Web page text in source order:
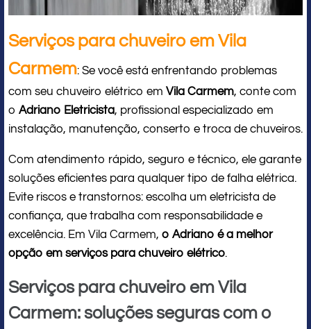
Serviços para chuveiro em Vila
Carmem: Se você está enfrentando problemas
com seu chuveiro elétrico em Vila Carmem, conte com
o Adriano Eletricista, profissional especializado em
instalação, manutenção, conserto e troca de chuveiros.
Com atendimento rápido, seguro e técnico, ele garante
soluções eficientes para qualquer tipo de falha elétrica.
Evite riscos e transtornos: escolha um eletricista de
confiança, que trabalha com responsabilidade e
excelência. Em Vila Carmem, o Adriano é a melhor
opção em serviços para chuveiro elétrico.
Serviços para chuveiro em Vila
Carmem: soluções seguras com o